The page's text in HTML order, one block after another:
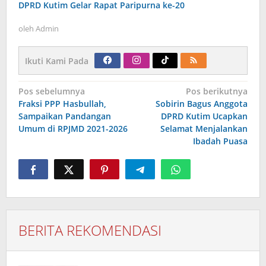
DPRD Kutim Gelar Rapat Paripurna ke-20
oleh Admin
Ikuti Kami Pada
Navigasi
pos
Pos sebelumnya
Fraksi PPP Hasbullah,
Sampaikan Pandangan
Umum di RPJMD 2021-2026
Pos berikutnya
Sobirin Bagus Anggota
DPRD Kutim Ucapkan
Selamat Menjalankan
Ibadah Puasa
BERITA REKOMENDASI